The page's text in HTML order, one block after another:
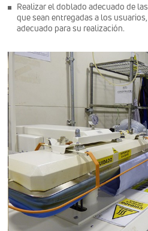
Realizar el doblado adecuado de
que sean entregadas a los
adecuado para su realización.